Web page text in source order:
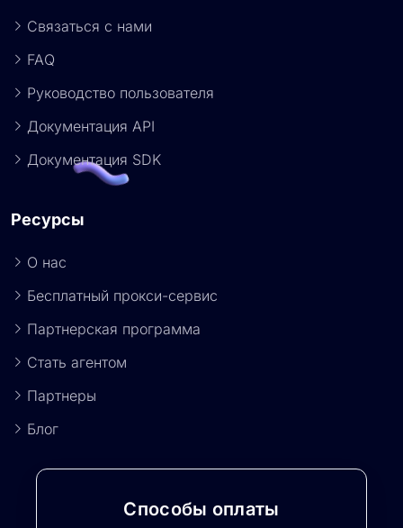
Связаться с нами
FAQ
Руководство пользователя
Документация API
Документация SDK
Ресурсы
О нас
Бесплатный прокси-сервис
Партнерская программа
Стать агентом
Партнеры
Блог
Способы оплаты